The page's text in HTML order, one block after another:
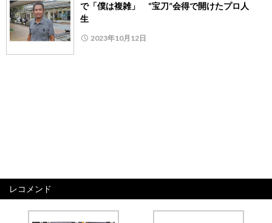
で「僕は複雑」 “宝刀”会得で開けたプロ人
生
2023年10月12日
レコメンド